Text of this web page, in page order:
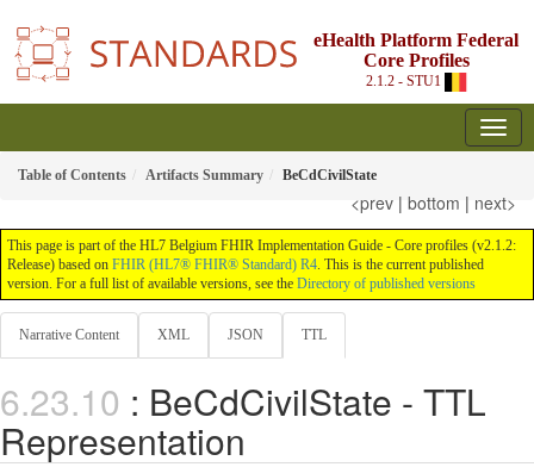
eHealth Platform Federal
Core Profiles
2.1.2 - STU1
Table of Contents Artifacts Summary BeCdCivilState
<prev | bottom | next>
This page is part of the HL7 Belgium FHIR Implementation Guide - Core profiles (v2.1.2:
Release) based on FHIR (HL7® FHIR® Standard) R4. This is the current published
version. For a full list of available versions, see the Directory of published versions
Narrative Content XML JSON TTL
: BeCdCivilState - TTL
Representation